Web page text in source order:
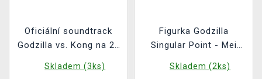
Oficiální soundtrack
Godzilla vs. Kong na 2x
Skladem (3ks)
Figurka Godzilla
Singular Point - Mei
POP! Animation 1470)
Skladem (2ks)